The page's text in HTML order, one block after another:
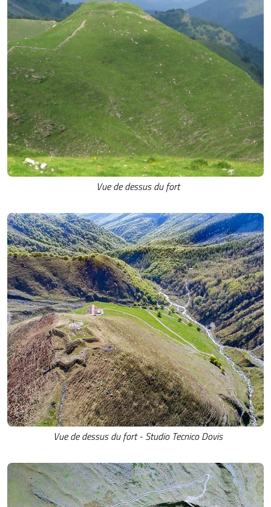
Vue de dessus du fort
Vue de dessus du fort - Studio Tecnico Dovis